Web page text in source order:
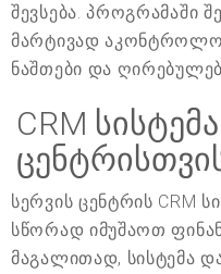
შევსება. პროგრამაში
მარტივად
ნაშთები და
CRM
სერვის ცენტრის CRM
სწორად იმუშაოთ
მაგალითად, სისტემა